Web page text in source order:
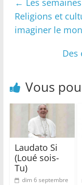
← Les
Religions et
imaginer le
Des
Vous
Laudato Si
(Loué sois-
Tu)
dim 6 septembre